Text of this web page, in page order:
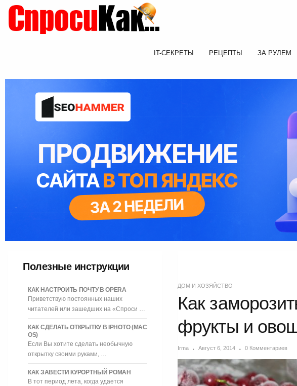
IT-СЕКРЕТЫ РЕЦЕПТЫ ЗА РУЛЕМ
Полезные инструкции
КАК НАСТРОИТЬ ПОЧТУ В OPERA
Приветствую постоянных наших
читателей или зашедших на «Спроси …
КАК СДЕЛАТЬ ОТКРЫТКУ В IPHOTO (MAC
OS)
Если Вы хотите сделать необычную
открытку своими руками, …
КАК ЗАВЕСТИ КУРОРТНЫЙ РОМАН
В тот период лета, когда удается
ДОМ И ХОЗЯЙСТВО
Как
фрукты и
Irma Август 6, 2014 0 Комментариев